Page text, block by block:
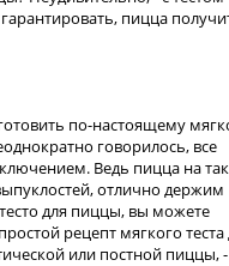
пицца
по-настоящему
говорилось, все
Ведь пицца на
отлично держим
для пиццы, вы можете
рецепт мягкого теста
или постной пиццы, -